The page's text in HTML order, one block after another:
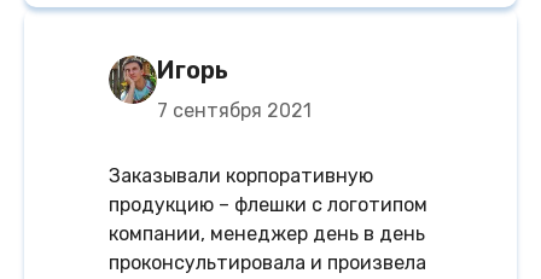
Игорь
7 сентября 2021
Заказывали корпоративную
продукцию – флешки с логотипом
компании, менеджер день в день
проконсультировала и произвела